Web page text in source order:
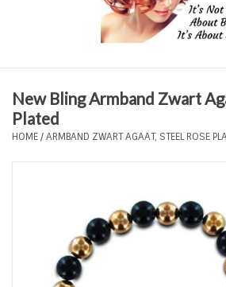
Plus Size Sieraden
Haaraccesoires
Zonnebrillen
New Bling Armband Zwart
Plated
HOME/ARMBAND ZWART AGAAT, STEEL ROSE